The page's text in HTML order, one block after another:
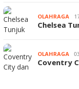
OLAHRAGA
Chelsea
OLAHRAGA
Coventry